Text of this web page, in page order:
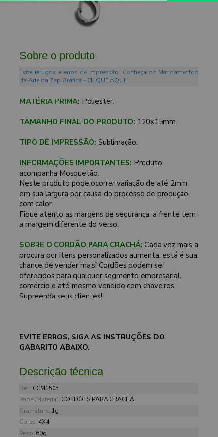
Sobre o produto
Evite refugos e erros de impressão. Conheça os Mandamentos
da Arte da Zap Gráfica - CLIQUE AQUI!
MATÉRIA PRIMA: Poliester.
TAMANHO FINAL DO PRODUTO: 120x15mm.
TIPO DE IMPRESSÃO: Sublimação.
INFORMAÇÕES IMPORTANTES: Produto
acompanha Mosquetão.
Neste produto pode ocorrer variação de até 2mm
em sua largura por causa do processo de produção
com calor.
Fique atento as margens de segurança, a frente tem
a margem diferente do verso.
SOBRE O CORDÃO PARA CRACHÁ: Cada vez mais a
procura por itens personalizados aumenta, está é sua
chance de vender mais! Cordões podem ser
oferecidos para qualquer segmento empresarial,
comércio e até mesmo vendido com chaveiros.
Supreenda seus clientes!
EVITE ERROS, SIGA AS INSTRUÇÕES DO
GABARITO ABAIXO.
Descrição técnica
Ref.: CCM1505
Papel/Material: CORDÕES PARA CRACHÁ
Gramatura: 1g
Cores: 4X4
Peso: 60g